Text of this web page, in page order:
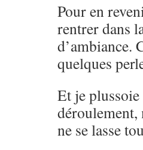
Pour en
rentrer dans
d’ambiance.
quelques
Et je
déroulement,
ne se lasse